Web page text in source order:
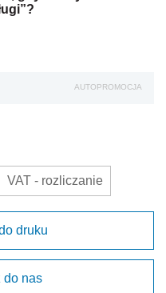
AUTOPROMOCJA
VAT - rozliczanie
druku
do nas